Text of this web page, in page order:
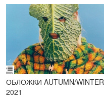
ОБЛОЖКИ AUTUMN/WINTER
2021